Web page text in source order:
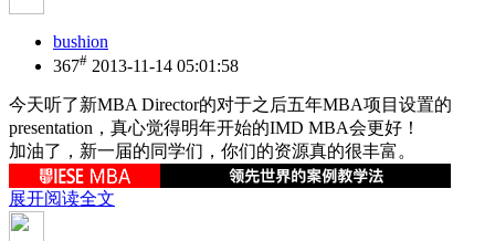
bushion
367# 2013-11-14 05:01:58
今天听了新MBA Director的对于之后五年MBA项目设置的
presentation，真心觉得明年开始的IMD MBA会更好！
加油了，新一届的同学们，你们的资源真的很丰富。
展开阅读全文